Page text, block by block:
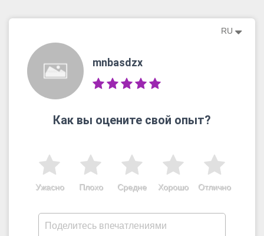
RU
mnbasdzx
Как вы оцените свой опыт?
Отлично
Хорошо
Средне
Плохо
Ужасно